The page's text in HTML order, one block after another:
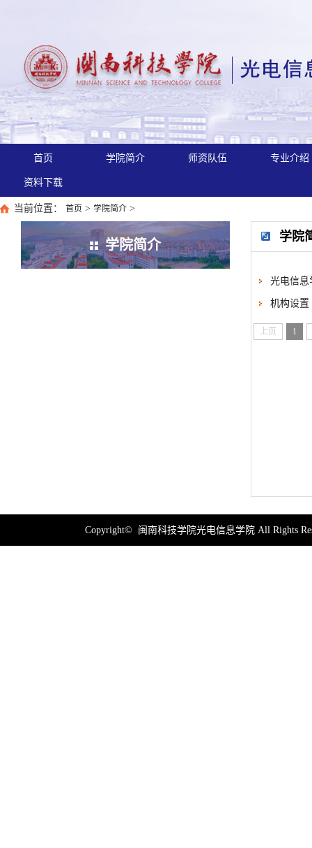
首页 学院简介 师资队伍 专业介绍
资料下载
当前位置： 首页 > 学院简介 >
学院简介
学院
光电信息
机构设置
上页 1
Copyright© 闽南科技学院光电信息学院 All Rights